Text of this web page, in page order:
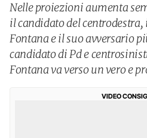
Nelle proiezioni aumenta
il candidato del
Fontana e il suo avversario
candidato di Pd e
Fontana va verso un vero e
VIDEO